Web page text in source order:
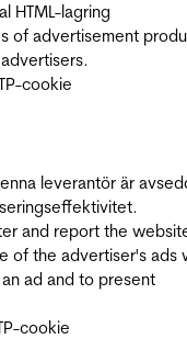
HTML-lagring
of advertisement
cookie
leverantör är
and report the
of the advertiser's ads
ad and to present
cookie